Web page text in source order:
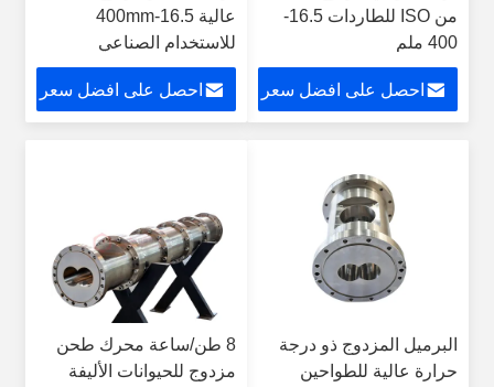
من ISO للطاردات 16.5-
400 ملم
احصل على افضل سعر
عالية 16.5-400mm
للاستخدام الصناعي
احصل على افضل سعر
البرميل المزدوج ذو درجة
حرارة عالية للطواحين
8 طن/ساعة محرك طحن
مزدوج للحيوانات الأليفة